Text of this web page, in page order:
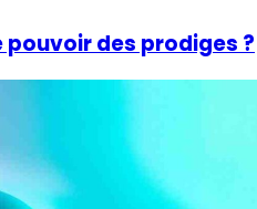
des prodiges ?